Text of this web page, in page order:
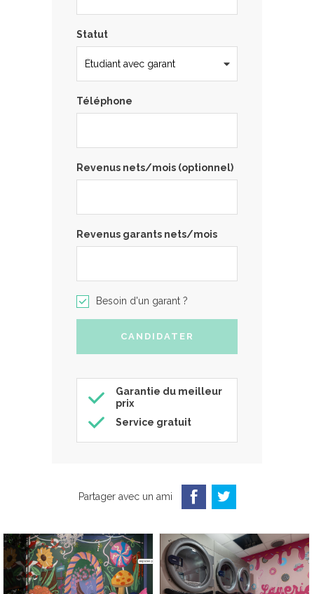
Statut
Téléphone
Revenus nets/mois (optionnel)
Revenus garants nets/mois
Besoin d'un garant ?
Garantie du meilleur
prix
Service gratuit
Partager avec un ami